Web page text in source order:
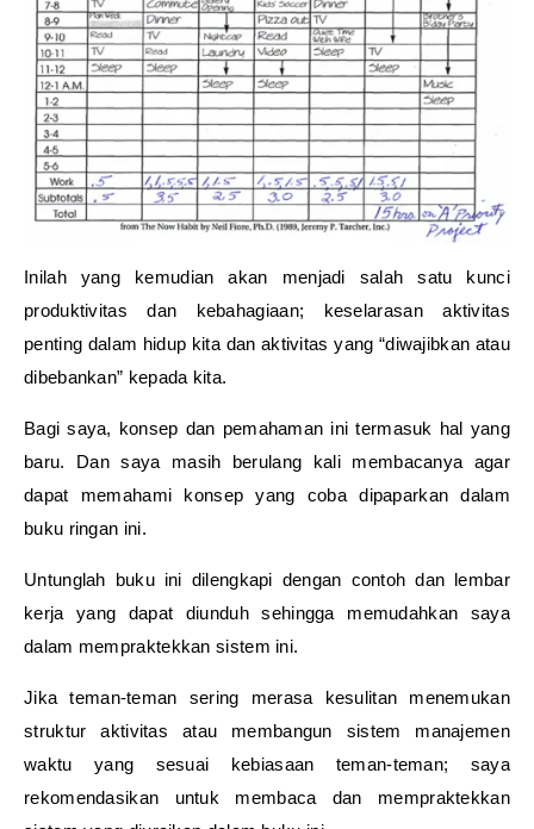
Inilah yang kemudian akan menjadi salah satu kunci
produktivitas dan kebahagiaan; keselarasan aktivitas
penting dalam hidup kita dan aktivitas yang “diwajibkan atau
dibebankan” kepada kita.
Bagi saya, konsep dan pemahaman ini termasuk hal yang
baru. Dan saya masih berulang kali membacanya agar
dapat memahami konsep yang coba dipaparkan dalam
buku ringan ini.
Untunglah buku ini dilengkapi dengan contoh dan lembar
kerja yang dapat diunduh sehingga memudahkan saya
dalam mempraktekkan sistem ini.
Jika teman-teman sering merasa kesulitan menemukan
struktur aktivitas atau membangun sistem manajemen
waktu yang sesuai kebiasaan teman-teman; saya
rekomendasikan untuk membaca dan mempraktekkan